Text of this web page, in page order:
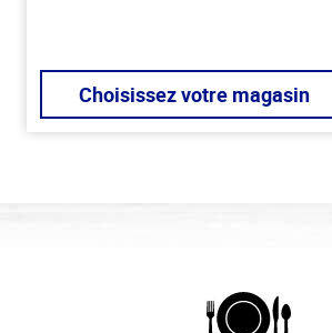
Choisissez votre magasin